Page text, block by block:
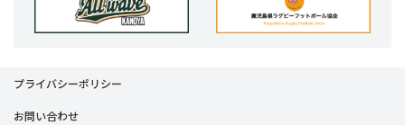
プライバシーポリシー
お問い合わせ